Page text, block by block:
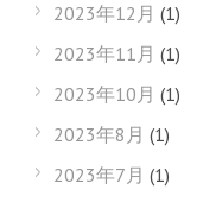
2023年12月 (1)
2023年11月 (1)
2023年10月 (1)
2023年8月 (1)
2023年7月 (1)